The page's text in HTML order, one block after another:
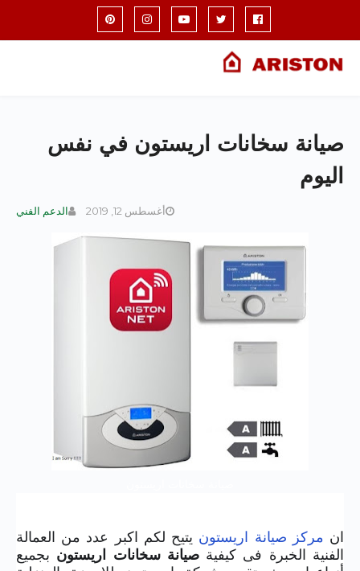
صيانة سخانات اريستون في نفس
اليوم
الدعم الفني أغسطس 12, 2019
ان مركز صيانة اريستون يتيح لكم اكبر عدد من العمالة
الفنية الخبرة فى كيفيةصيانة سخانات اريستون بجميع